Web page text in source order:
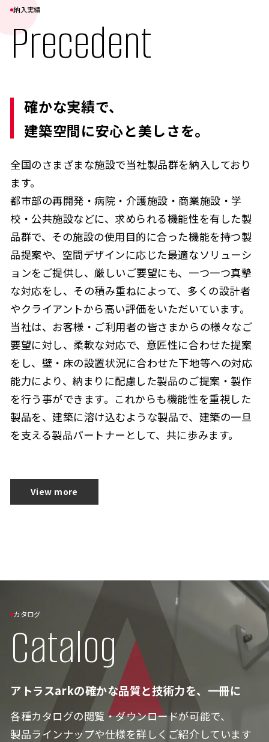
納入実績
Precedent
全国のさまざまな施設で当社製品群を納入しており
ます。
都市部の再開発・病院・介護施設・商業施設・学
校・公共施設などに、求められる機能性を有した製
品群で、その施設の使用目的に合った機能を持つ製
品提案や、空間デザインに応じた最適なソリューシ
ョンをご提供し、厳しいご要望にも、一つ一つ真摯
な対応をし、その積み重ねによって、多くの設計者
やクライアントから高い評価をいただいています。
当社は、お客様・ご利用者の皆さまからの様々なご
要望に対し、柔軟な対応で、意匠性に合わせた提案
をし、壁・床の設置状況に合わせた下地等への対応
能力により、納まりに配慮した製品のご提案・製作
を行う事ができます。これからも機能性を重視した
製品を、建築に溶け込むような製品で、建築の一旦
を支える製品パートナーとして、共に歩みます。
View more
確かな実績で、
建築空間に安心と美しさを。
カタログ
Catalog
アトラスarkの確かな品質と技術力を、一冊に
各種カタログの閲覧・ダウンロードが可能で、
製品ラインナップや仕様を詳しくご紹介しています